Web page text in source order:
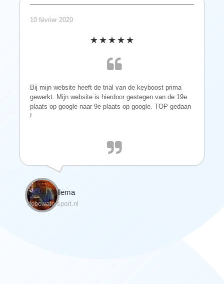
10 février 2020
Bij mijn website heeft de trial van de keyboost prima
gewerkt. Mijn website is hierdoor gestegen van de 19e
plaats op google naar 9e plaats op google. TOP gedaan
!
Duco Mollema
debowatersport.nl